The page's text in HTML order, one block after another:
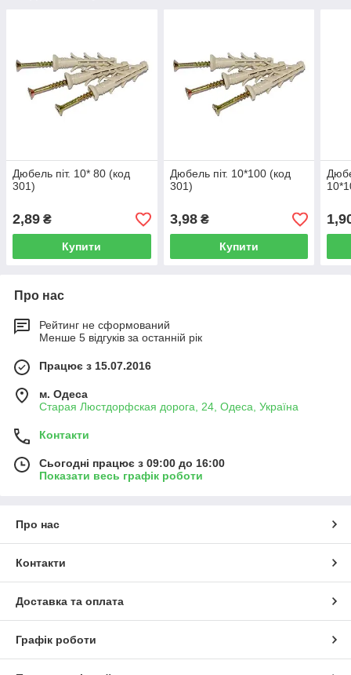
Дюбель піт. 10* 80 (код
301)
2,89 ₴
Купити
Дюбель піт. 10*100 (код
301)
3,98₴
Купити
Про нас
Рейтинг не сформований
Менше 5 відгуків за останній рік
Працює з 15.07.2016
м. Одеса
Старая Люстдорфская дорога, 24, Одеса, Україна
Контакти
Сьогодні працює з 09:00 до 16:00
Показати весь графік роботи
Про нас
Контакти
Доставка та оплата
Графік роботи